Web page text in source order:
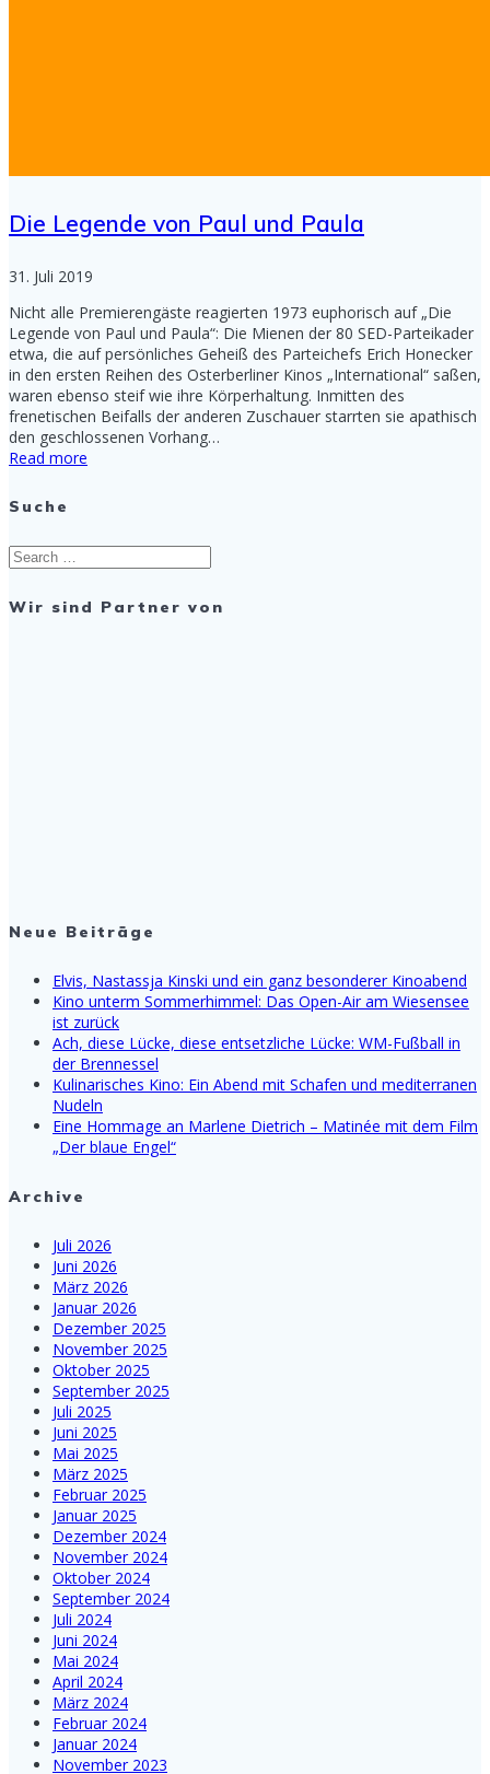
Die Legende von Paul und Paula
31. Juli 2019
Nicht alle Premierengäste reagierten 1973 euphorisch auf „Die
Legende von Paul und Paula“: Die Mienen der 80 SED-Parteikader
etwa, die auf persönliches Geheiß des Parteichefs Erich Honecker
in den ersten Reihen des Osterberliner Kinos „International“ saßen,
waren ebenso steif wie ihre Körperhaltung. Inmitten des
frenetischen Beifalls der anderen Zuschauer starrten sie apathisch
den geschlossenen Vorhang…
Read more
Suche
Search
for:
Wir sind Partner von
Neue Beiträge
Elvis, Nastassja Kinski und ein ganz besonderer Kinoabend
Kino unterm Sommerhimmel: Das Open-Air am Wiesensee
ist zurück
Ach, diese Lücke, diese entsetzliche Lücke: WM-Fußball in
der Brennessel
Kulinarisches Kino: Ein Abend mit Schafen und mediterranen
Nudeln
Eine Hommage an Marlene Dietrich – Matinée mit dem Film
„Der blaue Engel“
Archive
Juli 2026
Juni 2026
März 2026
Januar 2026
Dezember 2025
November 2025
Oktober 2025
September 2025
Juli 2025
Juni 2025
Mai 2025
März 2025
Februar 2025
Januar 2025
Dezember 2024
November 2024
Oktober 2024
September 2024
Juli 2024
Juni 2024
Mai 2024
April 2024
März 2024
Februar 2024
Januar 2024
November 2023